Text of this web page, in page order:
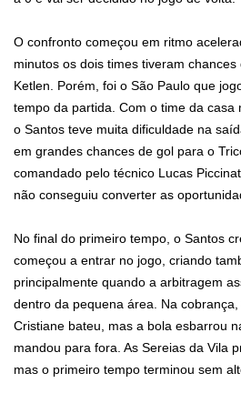
O confronto começou em ritmo
minutos os dois times tiveram
Ketlen. Porém, foi o São Paulo que
tempo da partida. Com o time da casa
o Santos teve muita dificuldade na
em grandes chances de gol para o
comandado pelo técnico Lucas
não conseguiu converter as
No final do primeiro tempo, o Santos
começou a entrar no jogo, criando
principalmente quando a arbitragem
dentro da pequena área. Na
Cristiane bateu, mas a bola esbarrou
mandou para fora. As Sereias da Vila
mas o primeiro tempo terminou sem